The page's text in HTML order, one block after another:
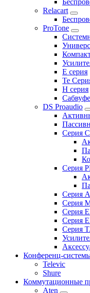
Relacart
ProTone
E серия
Te
H серия
DS Proaudio
Серия
Серия
Серия
Серия
Серия
Серия
Серия
Конференц-
Televic
Shure
Коммутационные
Aten